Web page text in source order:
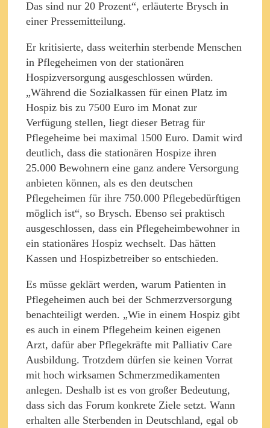
Das sind nur 20 Prozent“, erläuterte Brysch in
einer Pressemitteilung.
Er kritisierte, dass weiterhin sterbende Menschen
in Pflegeheimen von der stationären
Hospizversorgung ausgeschlossen würden.
„Während die Sozialkassen für einen Platz im
Hospiz bis zu 7500 Euro im Monat zur
Verfügung stellen, liegt dieser Betrag für
Pflegeheime bei maximal 1500 Euro. Damit wird
deutlich, dass die stationären Hospize ihren
25.000 Bewohnern eine ganz andere Versorgung
anbieten können, als es den deutschen
Pflegeheimen für ihre 750.000 Pflegebedürftigen
möglich ist“, so Brysch. Ebenso sei praktisch
ausgeschlossen, dass ein Pflegeheimbewohner in
ein stationäres Hospiz wechselt. Das hätten
Kassen und Hospizbetreiber so entschieden.
Es müsse geklärt werden, warum Patienten in
Pflegeheimen auch bei der Schmerzversorgung
benachteiligt werden. „Wie in einem Hospiz gibt
es auch in einem Pflegeheim keinen eigenen
Arzt, dafür aber Pflegekräfte mit Palliativ Care
Ausbildung. Trotzdem dürfen sie keinen Vorrat
mit hoch wirksamen Schmerzmedikamenten
anlegen. Deshalb ist es von großer Bedeutung,
dass sich das Forum konkrete Ziele setzt. Wann
erhalten alle Sterbenden in Deutschland, egal ob